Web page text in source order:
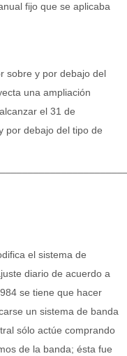
fijo que se aplicaba
sobre y por debajo del
una ampliación
el 31 de
por debajo del tipo de
el sistema de
diario de acuerdo a
se tiene que hacer
un sistema de banda
sólo actúe comprando
de la banda; ésta fue